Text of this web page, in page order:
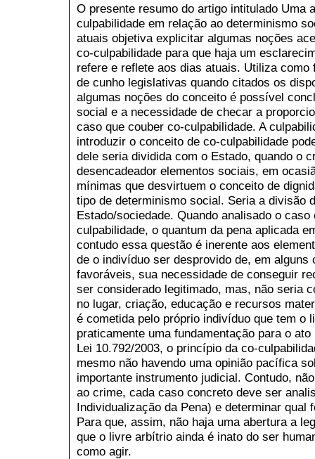
O presente resumo do artigo intitulado Uma
culpabilidade em relação ao determinismo
atuais objetiva explicitar algumas noções
co-culpabilidade para que haja um
refere e reflete aos dias atuais. Utiliza
de cunho legislativas quando citados os
algumas noções do conceito é possível
social e a necessidade de checar a
caso que couber co-culpabilidade. A
introduzir o conceito de co-culpabilidade
dele seria dividida com o Estado, quando o
desencadeador elementos sociais, em
mínimas que desvirtuem o conceito de
tipo de determinismo social. Seria a divisão
Estado/sociedade. Quando analisado o
culpabilidade, o quantum da pena aplicada
contudo essa questão é inerente aos
de o indivíduo ser desprovido de, em
favoráveis, sua necessidade de conseguir
ser considerado legitimado, mas, não seria
no lugar, criação, educação e recursos
é cometida pelo próprio indivíduo que tem o
praticamente uma fundamentação para o
Lei 10.792/2003, o princípio da co-
mesmo não havendo uma opinião pacífica
importante instrumento judicial. Contudo,
ao crime, cada caso concreto deve ser
Individualização da Pena) e determinar qual
Para que, assim, não haja uma abertura a
que o livre arbítrio ainda é inato do ser
como agir.